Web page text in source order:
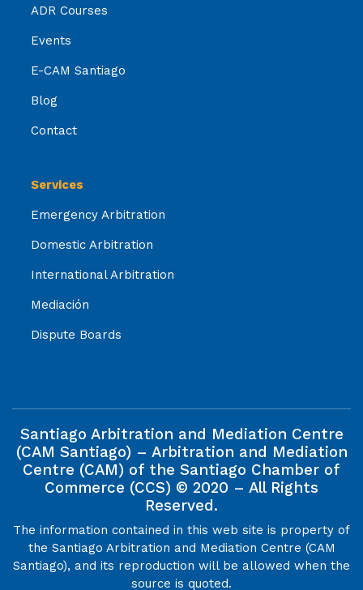
ADR Courses
Events
E-CAM Santiago
Blog
Contact
Services
Emergency Arbitration
Domestic Arbitration
International Arbitration
Mediación
Dispute Boards
Santiago Arbitration and Mediation Centre
(CAM Santiago) – Arbitration and Mediation
Centre (CAM) of the Santiago Chamber of
Commerce (CCS) © 2020 – All Rights
Reserved.
The information contained in this web site is property of
the Santiago Arbitration and Mediation Centre (CAM
Santiago), and its reproduction will be allowed when the
source is quoted.